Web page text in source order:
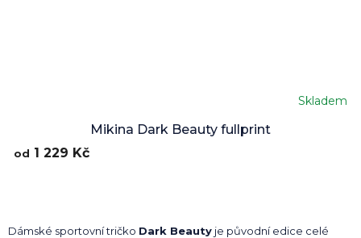
Mikina Dark Beauty fullprint
Skladem
od 1 229 Kč
Dámské sportovní tričko Dark Beauty je původní edice celé